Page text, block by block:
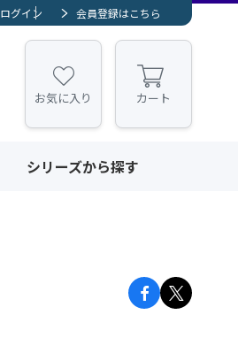
ログイン 会員登録はこちら
お気に入り カート
シリーズから探す